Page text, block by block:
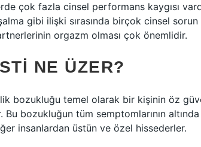
çok fazla cinsel performans kaygısı
gibi ilişki sırasında birçok cinsel
orgazm olması çok önemlidir.
NE ÜZER?
bozukluğu temel olarak bir kişinin öz
Bu bozukluğun tüm semptomlarının
insanlardan üstün ve özel hissederler.